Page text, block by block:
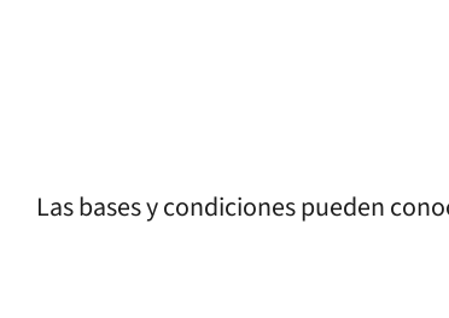
Las bases y condiciones pueden